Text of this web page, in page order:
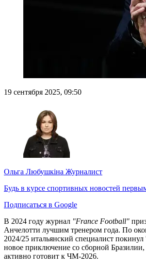
19 сентября 2025, 09:50
Ольга Любушкіна Журналист
Будь в курсе спортивных новостей
Подписаться в Google
В 2024 году журнал "France Football"
Анчелотти лучшим тренером года. По
2024/25 итальянский специалист
новое приключение со сборной
активно готовит к ЧМ-2026.